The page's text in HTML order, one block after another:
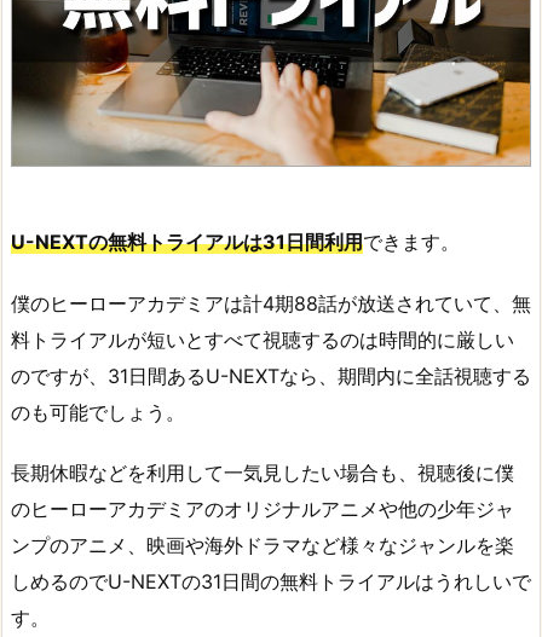
U-NEXTの無料トライアルは31日間利用できます。
僕のヒーローアカデミアは計4期88話が放送されていて、無
料トライアルが短いとすべて視聴するのは時間的に厳しい
のですが、31日間あるU-NEXTなら、期間内に全話視聴する
のも可能でしょう。
長期休暇などを利用して一気見したい場合も、視聴後に僕
のヒーローアカデミアのオリジナルアニメや他の少年ジャ
ンプのアニメ、映画や海外ドラマなど様々なジャンルを楽
しめるのでU-NEXTの31日間の無料トライアルはうれしいで
す。